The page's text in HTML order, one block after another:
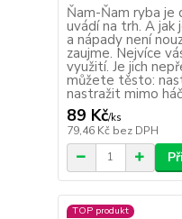
Ňam-Ňam ryba je
uvádí na trh. A jak
a nápady není
zaujme. Nejvíce
využití. Je jich
můžete těsto:
nastražit mimo
89 Kč/ks
79,46 Kč bez DPH
TOP produkt